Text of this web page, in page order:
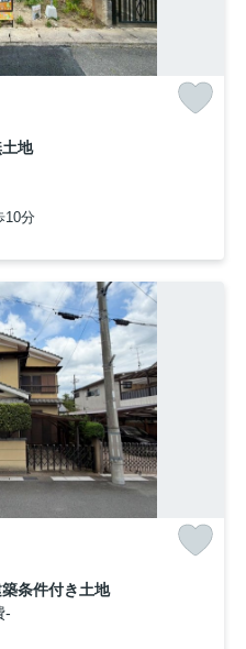
地
10分
条件付き土地
-